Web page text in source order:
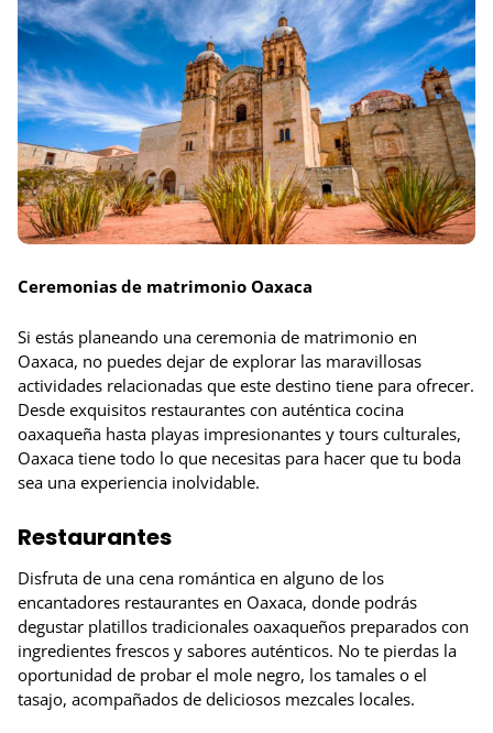
Ceremonias de matrimonio Oaxaca
Si estás planeando una ceremonia de matrimonio en
Oaxaca, no puedes dejar de explorar las maravillosas
actividades relacionadas que este destino tiene para ofrecer.
Desde exquisitos restaurantes con auténtica cocina
oaxaqueña hasta playas impresionantes y tours culturales,
Oaxaca tiene todo lo que necesitas para hacer que tu boda
sea una experiencia inolvidable.
Restaurantes
Disfruta de una cena romántica en alguno de los
encantadores restaurantes en Oaxaca, donde podrás
degustar platillos tradicionales oaxaqueños preparados con
ingredientes frescos y sabores auténticos. No te pierdas la
oportunidad de probar el mole negro, los tamales o el
tasajo, acompañados de deliciosos mezcales locales.